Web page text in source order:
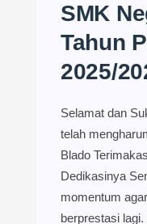
SMK
Tahun
2025/
Selamat dan
telah
Blado
Dedikasinya
momentum
berprestasi